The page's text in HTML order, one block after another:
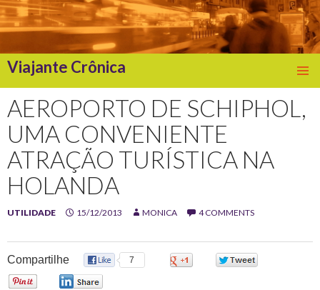
Viajante Crônica
TO
CONTENT
AEROPORTO DE SCHIPHOL,
UMA CONVENIENTE
ATRAÇÃO TURÍSTICA NA
HOLANDA
UTILIDADE 15/12/2013 MONICA 4 COMMENTS
Compartilhe 7